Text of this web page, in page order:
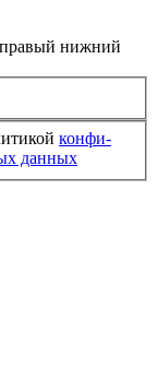
нижний
конфи­
данных